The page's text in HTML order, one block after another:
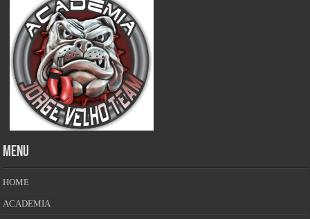
MENU
HOME
ACADEMIA